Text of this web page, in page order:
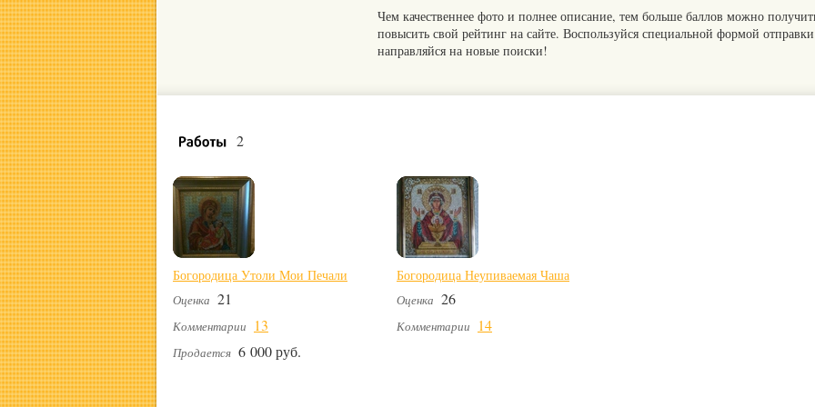
Чем качественнее фото и полнее описание, тем больше баллов можно
повысить свой рейтинг на сайте. Воспользуйся специальной формой
направляйся на новые поиски!
2
Богородица Утоли Мои Печали
Оценка 21
Комментарии 13
Продается 6 000 руб.
Богородица Неупиваемая Чаша
Оценка 26
Комментарии 14